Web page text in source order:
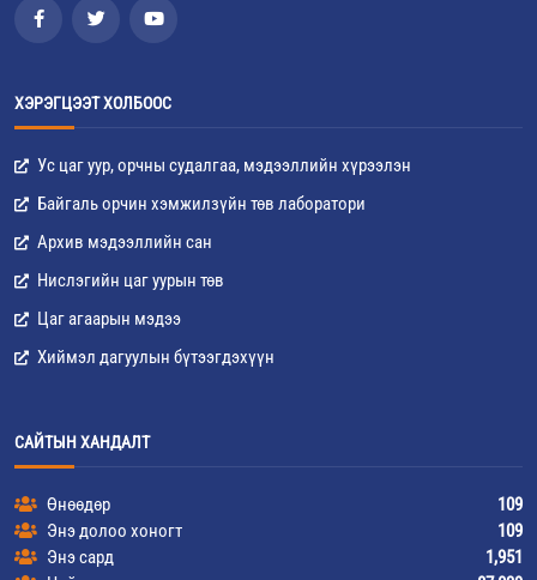
ХЭРЭГЦЭЭТ ХОЛБООС
Ус цаг уур, орчны судалгаа, мэдээллийн хүрээлэн
Байгаль орчин хэмжилзүйн төв лаборатори
Архив мэдээллийн сан
Нислэгийн цаг уурын төв
Цаг агаарын мэдээ
Хиймэл дагуулын бүтээгдэхүүн
САЙТЫН ХАНДАЛТ
Өнөөдөр
109
Энэ долоо хоногт
109
Энэ сард
1,951